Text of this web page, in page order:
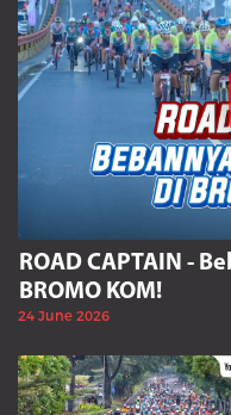
ROAD CAPTAIN -
BROMO KOM!
24 June 2026